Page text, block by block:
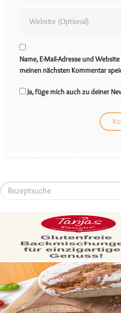
Name, E-Mail-Adresse und
meinen nächsten Kommentar
Ja, füge mich auch zu deiner